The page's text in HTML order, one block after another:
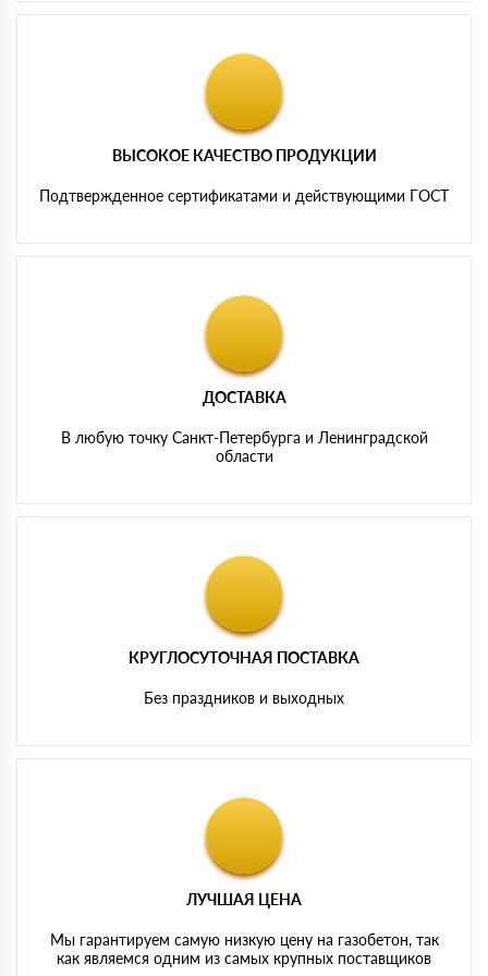
ВЫСОКОЕ КАЧЕСТВО ПРОДУКЦИИ
Подтвержденное сертификатами и действующими ГОСТ
ДОСТАВКА
В любую точку Санкт-Петербурга и Ленинградской
области
КРУГЛОСУТОЧНАЯ ПОСТАВКА
Без праздников и выходных
ЛУЧШАЯ ЦЕНА
Мы гарантируем самую низкую цену на газобетон, так
как являемся одним из самых крупных поставщиков